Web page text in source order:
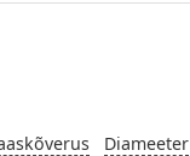
Diameeter